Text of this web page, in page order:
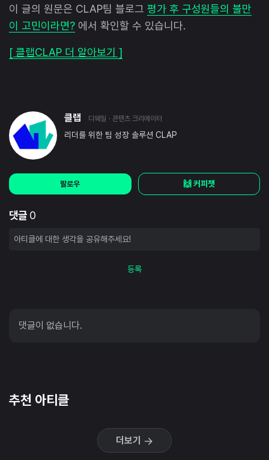
이 글의 원문은 CLAP팀 블로그 평가 후 구성원들의 불만
이 고민이라면?에서 확인할 수 있습니다.
[ 클랩CLAP 더 알아보기 ]
클랩 디웨일 · 콘텐츠 크리에이터
리더를 위한 팀 성장 솔루션 CLAP
팔로우 🙌 커피챗
댓글 0
등록
댓글이 없습니다.
추천 아티클
더보기